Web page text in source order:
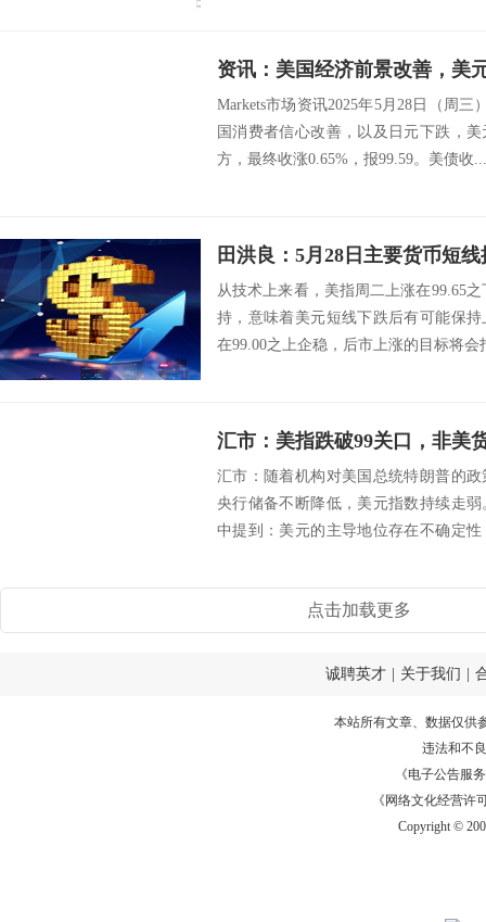
Markets市场资讯2025年5月28日（周
国消费者信心改善，以及日元下跌，
方，最终收涨0.65%，报99.59。美债收...
田洪良：5月28日主要货币
从技术上来看，美指周二上涨在99.65
持，意味着美元短线下跌后有可能保
在99.00之上企稳，后市上涨的目标将会
汇市：美指跌破99关口，非美
汇市：随着机构对美国总统特朗普的
央行储备不断降低，美元指数持续走
中提到：美元的主导地位存在不确定
点击加载更多
诚聘英才 关于我们
本站所有文章、数据仅供
违法和不
《电子公告服务
《网络文化经营许
Copyright ©